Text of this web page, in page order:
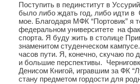
Поступить в пединститут в
было либо ждать год, либо идти в
мое. Благодаря МФК “Портовик” я
федеральном университете на
спорта. Я буду жить в столице
знаменитом студенческом
часов пути. Я, конечно, скучаю по
и большие перспективы.
Денисом Книгой, игравшим за ФК
стану предметом гордости для